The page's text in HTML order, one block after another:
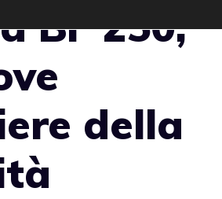
BF 250,
della